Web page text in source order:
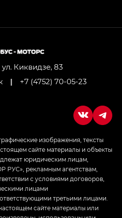
Джи Эль Полный привод —
GX PREMIUM, ЛАУНЖ —
в комплектации
ул. Киквидзе, 83
| +7 (4752) 70-05-23
изображения, тексты
сайте материалы и объекты
юридическим лицам,
рекламным агентствам,
с условиями договоров,
лицами
третьими лицами.
сайте материалы или